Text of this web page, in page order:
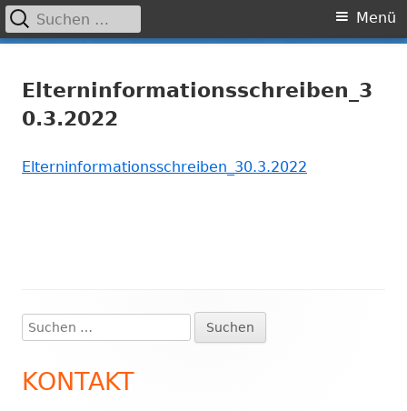
zum
Primäres
Menü
Suchen
nach:
Elterninformationsschreiben_3
0.3.2022
Elterninformationsschreiben_30.3.2022
Haupt-
Seitenleiste
Suchen
nach:
KONTAKT